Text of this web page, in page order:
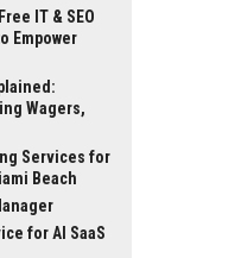
IT & SEO
Empower
Wagers,
Services for
Beach
for AI SaaS